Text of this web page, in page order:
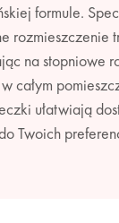
formule.
rozmieszczenie
na stopniowe
całym
ułatwiają
Twoich